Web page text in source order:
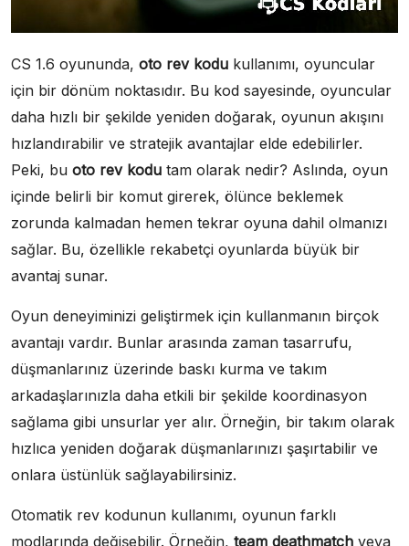
CS 1.6 oyununda, oto rev kodu kullanımı, oyuncular
için bir dönüm noktasıdır. Bu kod sayesinde, oyuncular
daha hızlı bir şekilde yeniden doğarak, oyunun akışını
hızlandırabilir ve stratejik avantajlar elde edebilirler.
Peki, bu oto rev kodu tam olarak nedir? Aslında, oyun
içinde belirli bir komut girerek, ölünce beklemek
zorunda kalmadan hemen tekrar oyuna dahil olmanızı
sağlar. Bu, özellikle rekabetçi oyunlarda büyük bir
avantaj sunar.
Oyun deneyiminizi geliştirmek için kullanmanın birçok
avantajı vardır. Bunlar arasında zaman tasarrufu,
düşmanlarınız üzerinde baskı kurma ve takım
arkadaşlarınızla daha etkili bir şekilde koordinasyon
sağlama gibi unsurlar yer alır. Örneğin, bir takım olarak
hızlıca yeniden doğarak düşmanlarınızı şaşırtabilir ve
onlara üstünlük sağlayabilirsiniz.
Otomatik rev kodunun kullanımı, oyunun farklı
modlarında değişebilir. Örneğin, team deathmatch veya